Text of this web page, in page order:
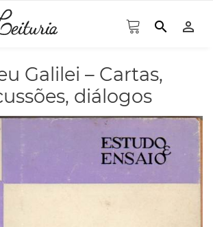
search person_outline
Galilei – Cartas,
diálogos